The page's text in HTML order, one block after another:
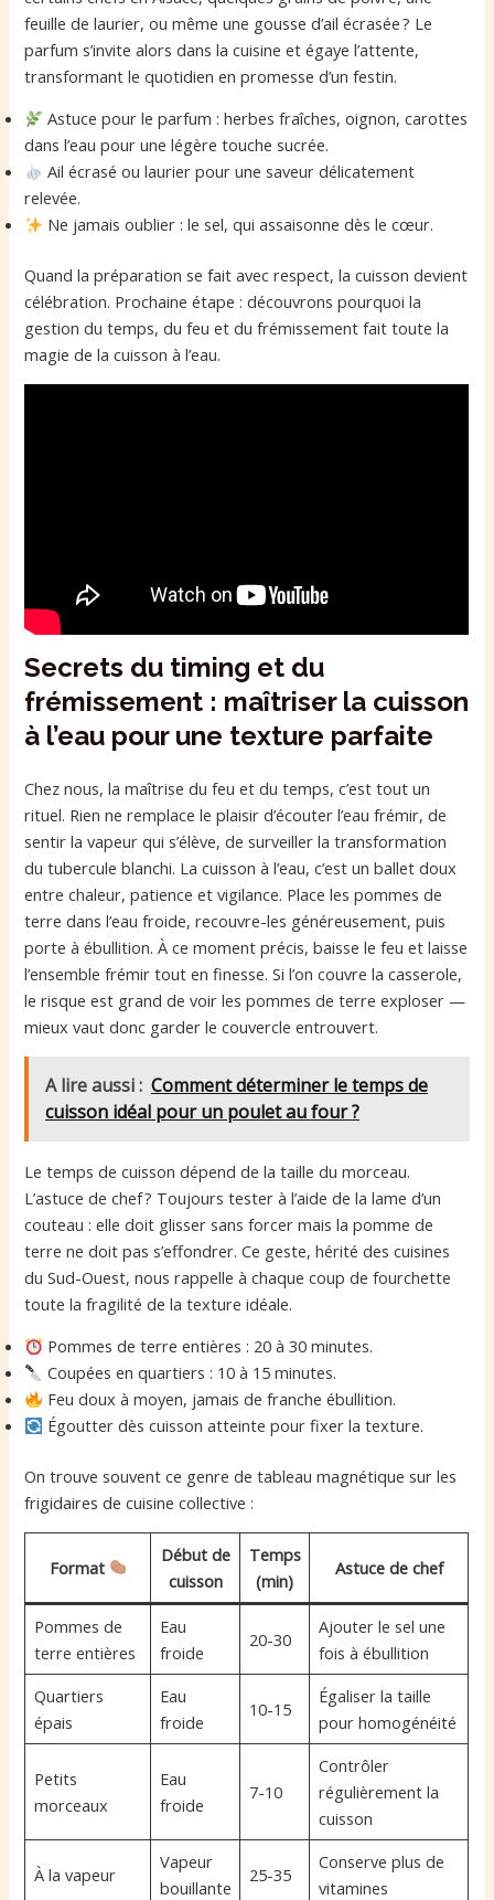
feuille de laurier, ou même une gousse d’ail écrasée ? Le
parfum s’invite alors dans la cuisine et égaye l’attente,
transformant le quotidien en promesse d’un festin.
Astuce pour le parfum : herbes fraîches, oignon, carottes
dans l’eau pour une légère touche sucrée.
Ail écrasé ou laurier pour une saveur délicatement
relevée.
Ne jamais oublier : le sel, qui assaisonne dès le cœur.
Quand la préparation se fait avec respect, la cuisson devient
célébration. Prochaine étape : découvrons pourquoi la
gestion du temps, du feu et du frémissement fait toute la
magie de la cuisson à l’eau.
Secrets du timing et du
frémissement : maîtriser la cuisson
à l’eau pour une texture parfaite
Chez nous, la maîtrise du feu et du temps, c’est tout un
rituel. Rien ne remplace le plaisir d’écouter l’eau frémir, de
sentir la vapeur qui s’élève, de surveiller la transformation
du tubercule blanchi. La cuisson à l’eau, c’est un ballet doux
entre chaleur, patience et vigilance. Place les pommes de
terre dans l’eau froide, recouvre-les généreusement, puis
porte à ébullition. À ce moment précis, baisse le feu et laisse
l’ensemble frémir tout en finesse. Si l’on couvre la casserole,
le risque est grand de voir les pommes de terre exploser —
mieux vaut donc garder le couvercle entrouvert.
A lire aussi : Comment déterminer le temps de
cuisson idéal pour un poulet au four ?
Le temps de cuisson dépend de la taille du morceau.
L’astuce de chef ? Toujours tester à l’aide de la lame d’un
couteau : elle doit glisser sans forcer mais la pomme de
terre ne doit pas s’effondrer. Ce geste, hérité des cuisines
du Sud-Ouest, nous rappelle à chaque coup de fourchette
toute la fragilité de la texture idéale.
Pommes de terre entières : 20 à 30 minutes.
Coupées en quartiers : 10 à 15 minutes.
Feu doux à moyen, jamais de franche ébullition.
Égoutter dès cuisson atteinte pour fixer la texture.
On trouve souvent ce genre de tableau magnétique sur les
frigidaires de cuisine collective :
Format
Début de
cuisson
Temps
(min)
Astuce de chef
Pommes de
terre entières
Eau
froide
20-30
Ajouter le sel une
fois à ébullition
Quartiers
épais
Eau
froide
10-15
Égaliser la taille
pour homogénéité
Petits
morceaux
Eau
froide
7-10
Contrôler
régulièrement la
cuisson
À la vapeur
Vapeur
bouillante
25-35
Conserve plus de
vitamines